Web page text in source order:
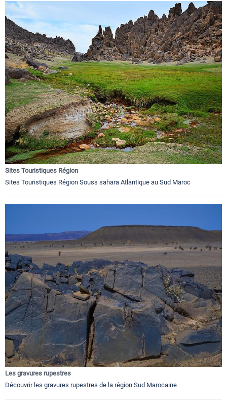
Sites Touristiques Région
Sites Touristiques Région Souss sahara Atlantique au Sud Maroc
Les gravures rupestres
Découvrir les gravures rupestres de la région Sud Marocaine